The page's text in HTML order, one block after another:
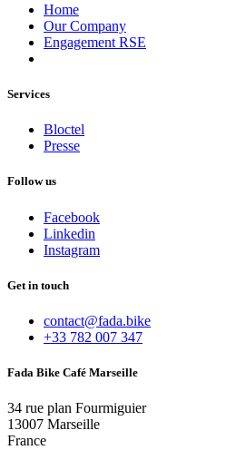
Home
Our Company
Engagement RSE
Services
Bloctel
Presse
Follow us
Facebook
Linkedin
Instagram
Get in touch
contact@fada.bike
+33 782 007 347
Fada Bike Café Marseille
34 rue plan Fourmiguier
13007 Marseille
France